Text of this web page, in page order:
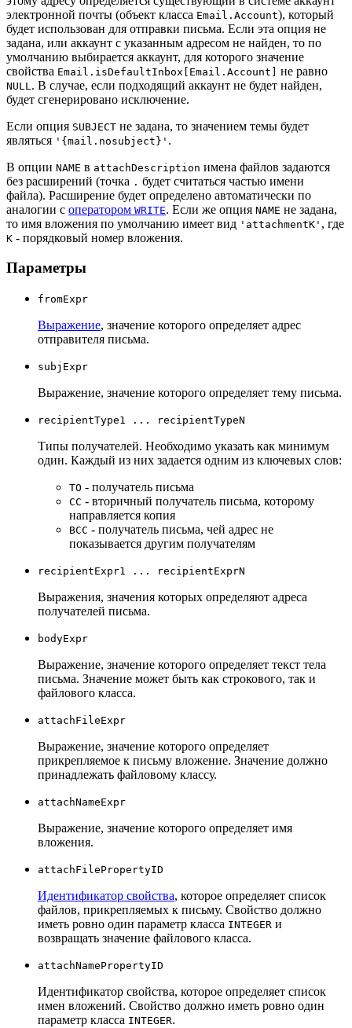
электронной почты (объект класса Email.Account), который
будет использован для отправки письма. Если эта опция не
задана, или аккаунт с указанным адресом не найден, то по
умолчанию выбирается аккаунт, для которого значение
свойства Email.isDefaultInbox[Email.Account] не равно
NULL . В случае, если подходящий аккаунт не будет найден,
будет сгенерировано исключение.
Если опция SUBJECT не задана, то значением темы будет
являться '{mail.nosubject}' .
В опции NAME в attachDescription имена файлов задаются
без расширений (точка . будет считаться частью имени
файла). Расширение будет определено автоматически по
аналогии с оператором WRITE. Если же опция NAME не задана,
то имя вложения по умолчанию имеет вид 'attachmentK' , где
K - порядковый номер вложения.
Параметры
fromExpr
Выражение, значение которого определяет адрес
отправителя письма.
subjExpr
Выражение, значение которого определяет тему письма.
recipientType1 ... recipientTypeN
Типы получателей. Необходимо указать как минимум
один. Каждый из них задается одним из ключевых слов:
TO - получатель письма
СС - вторичный получатель письма, которому
направляется копия
BCC - получатель письма, чей адрес не
показывается другим получателям
recipientExpr1 ... recipientExprN
Выражения, значения которых определяют адреса
получателей письма.
bodyExpr
Выражение, значение которого определяет текст тела
письма. Значение может быть как строкового, так и
файлового класса.
attachFileExpr
Выражение, значение которого определяет
прикрепляемое к письму вложение. Значение должно
принадлежать файловому классу.
attachNameExpr
Выражение, значение которого определяет имя
вложения.
attachFilePropertyID
Идентификатор свойства, которое определяет список
файлов, прикрепляемых к письму. Свойство должно
иметь ровно один параметр класса INTEGER и
возвращать значение файлового класса.
attachNamePropertyID
Идентификатор свойства, которое определяет список
имен вложений. Свойство должно иметь ровно один
параметр класса INTEGER.